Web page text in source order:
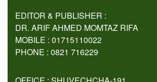
EDITOR & PUBLISHER :
DR. ARIF AHMED MOMTAZ RIFA
MOBILE : 01715110022
PHONE : 0821 716229